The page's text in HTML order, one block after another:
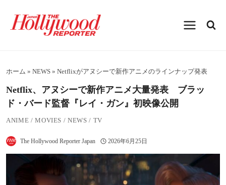
プホーム » NEWS » Netflixがアヌシーで新作アニメのラインナップ発表
Netflix、アヌシーで新作アニメ大量発表 ブラッ
ド・バード監督『レイ・ガン』初映像公開
ANIME /MOVIES /NEWS / TV
The Hollywood Reporter Japan 2026年6月25日